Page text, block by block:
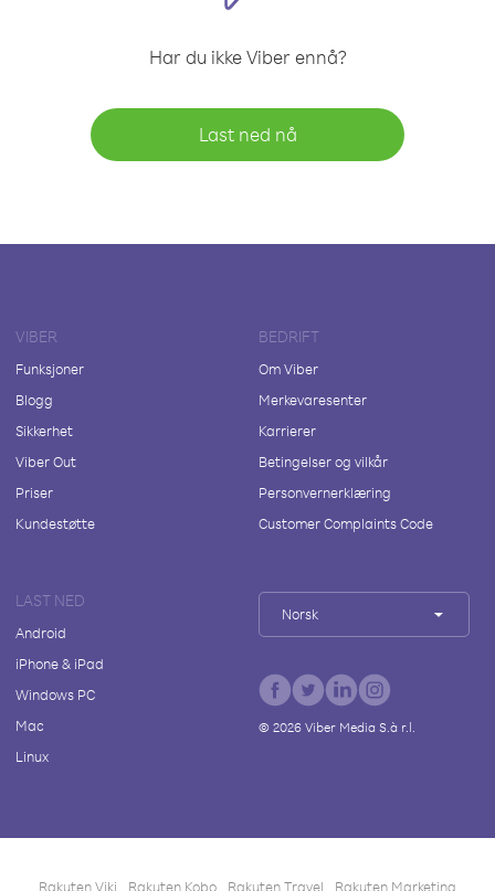
Har du ikke Viber ennå?
Last ned nå
VIBER
Funksjoner
Blogg
Sikkerhet
Viber Out
Priser
Kundestøtte
BEDRIFT
Om Viber
Merkevaresenter
Karrierer
Betingelser og vilkår
Personvernerklæring
Customer Complaints Code
LAST NED
Android
iPhone & iPad
Windows PC
Mac
Linux
Norsk
© 2026Viber Media S.à r.l.
Rakuten Viki Rakuten Kobo Rakuten Travel Rakuten Marketing